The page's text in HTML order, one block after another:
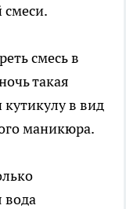
смеси.
смесь в
такая
кутикулу в вид
маникюра.
вода